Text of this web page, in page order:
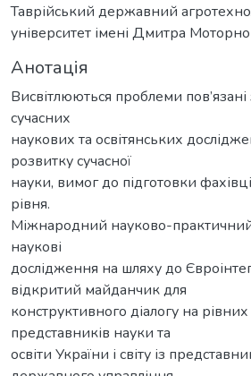
Таврійський державний
університет імені Дмитра
Анотація
Висвітлюються проблеми
сучасних
наукових та освітянських
розвитку сучасної
науки, вимог до підготовки
рівня.
Міжнародний науково-
наукові
дослідження на шляху до
відкритий майданчик для
конструктивного діалогу на
представників науки та
освіти України і світу із